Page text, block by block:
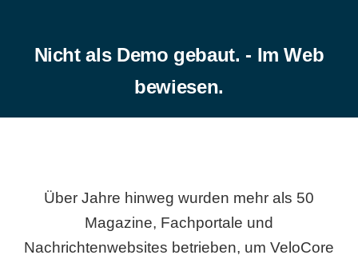
Nicht als Demo gebaut. - Im Web
bewiesen.
Über Jahre hinweg wurden mehr als 50
Magazine, Fachportale und
Nachrichtenwebsites betrieben, um VeloCore